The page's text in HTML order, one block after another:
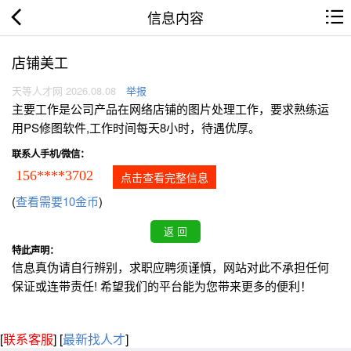
信息内容
店铺美工
天等人才网 2026.08.08 举报
主要工作是公司产品在网络店铺的图片处理工作，要求熟练运
用PS修图软件,工作时间每天8小时，待遇优厚。
联系人手机/微信：
156****3702 点击查看完整信息
(查看需要10金币)
特此声明：
信息真伪请自行辨别，求职应聘须谨慎，网站对此不承担任何
保证或连带责任! 希望我们的平台能为您带来更多的便利！
[联系客服] [最新找人才]